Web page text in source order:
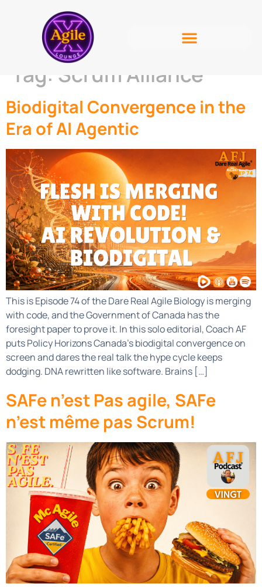
Tag: Scrum Alliance
Biodigital Convergence in the
Era of AI Agentic
This is Episode 74 of the Dare Real Agile Biology is merging
with code, and the Government of Canada has the
foresight paper to prove it. In this solo editorial, Coach AF
puts Policy Horizons Canada’s biodigital convergence on
screen and dares the real talk the hype cycle keeps
dodging. DNA rewritten like software. Brains […]
SAFe n’est Pas agile, SAFe
n’est même pas Scrum!